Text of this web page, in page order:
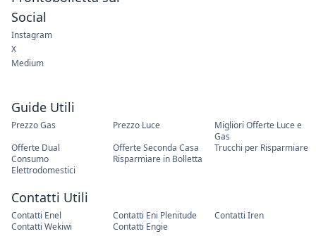
Guide Utili
Prezzo Gas Prezzo Luce
Migliori Offerte Luce e
Gas
Offerte Dual
Offerte Seconda Casa
Trucchi per Risparmiare
Consumo
Elettrodomestici
Risparmiare in Bolletta
Contatti Utili
Contatti Enel Contatti Eni Plenitude
Contatti Iren
Contatti Wekiwi
Contatti Engie
Social
Instagram
X
Medium